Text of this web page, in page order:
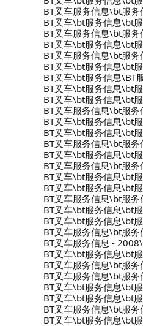
BT叉车服务信息\bt服
BT叉车\bt服务信息\bt
BT叉车服务信息\bt服
BT叉车\bt服务信息\bt
BT叉车服务信息\bt服
BT叉车\bt服务信息\bt
BT叉车\bt服务信息\BT
BT叉车\bt服务信息\bt
BT叉车\bt服务信息\bt
BT叉车服务信息\bt服
BT叉车\bt服务信息\bt
BT叉车\bt服务信息\bt
BT叉车服务信息\bt服
BT叉车\bt服务信息\bt
BT叉车服务信息\bt服
BT叉车\bt服务信息\bt
BT叉车\bt服务信息\bt
BT叉车服务信息\bt服
BT叉车\bt服务信息\bt
BT叉车\bt服务信息\bt
BT叉车服务信息\bt服
BT叉车服务信息 -
BT叉车\bt服务信息\bt
BT叉车服务信息\bt服
BT叉车服务信息\bt服
BT叉车\bt服务信息\bt
BT叉车\bt服务信息\bt
BT叉车服务信息\bt服
BT叉车\bt服务信息\bt